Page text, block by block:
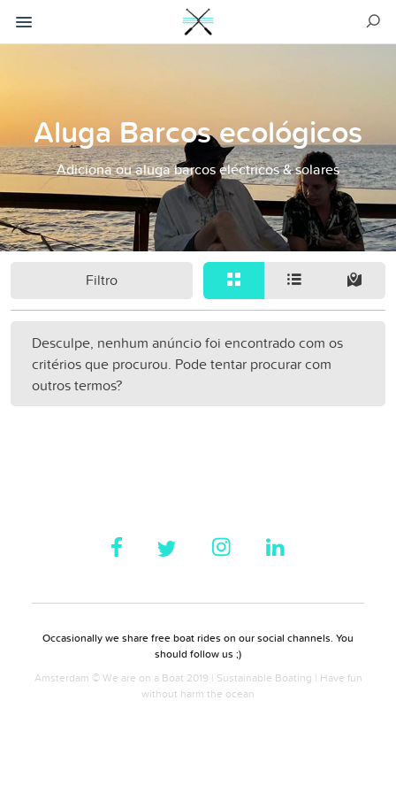
Aluga Barcos ecológicos
Adiciona ou aluga barcos eléctricos & solares
Filtro
Desculpe, nenhum anúncio foi encontrado com os
critérios que procurou. Pode tentar procurar com
outros termos?
Occasionally we share free boat rides on our social channels. You
should follow us ;)
Amsterdam © We are on a Boat 2019 | Sustainable Boating | Have fun
without harm the ocean